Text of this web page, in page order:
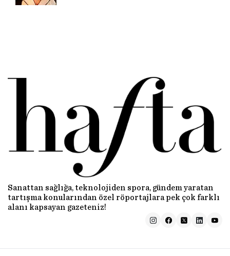
Sanattan sağlığa, teknolojiden spora, gündem yaratan
tartışma konularından özel röportajlara pek çok farklı
alanı kapsayan gazeteniz!